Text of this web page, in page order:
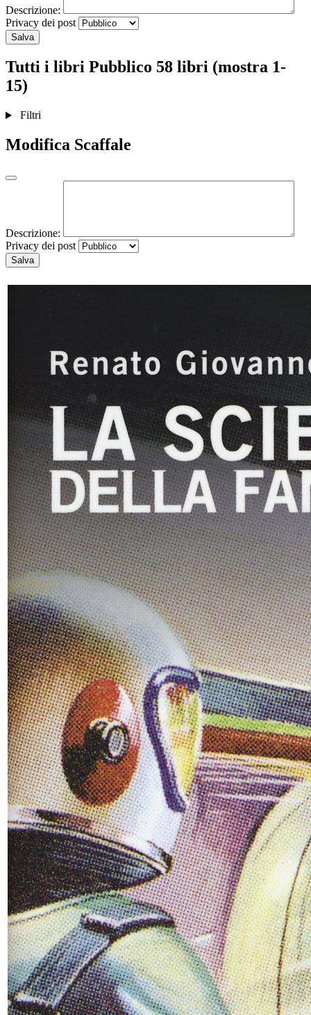
Descrizione:
Privacy dei post
Salva
Tutti i libri Pubblico 58 libri (mostra 1-
15)
Filtri
Modifica Scaffale
Descrizione:
Privacy dei post
Salva